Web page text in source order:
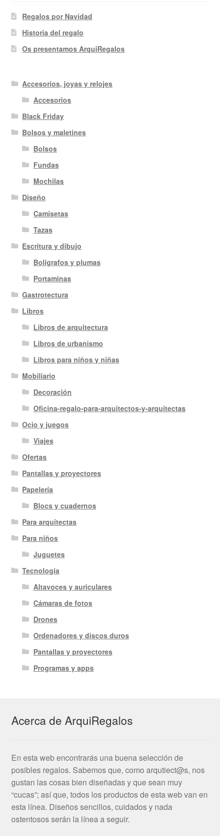
Regalos por Navidad
Historia del regalo
Os presentamos ArquiRegalos
Accesorios, joyas y relojes
Accesorios
Black Friday
Bolsos y maletines
Bolsos
Fundas
Mochilas
Diseño
Camisetas
Tazas
Escritura y dibujo
Bolígrafos y plumas
Portaminas
Gastrotectura
Libros
Libros de arquitectura
Libros de urbanismo
Libros para niños y niñas
Mobiliario
Decoración
Oficina-regalo-para-arquitectos-y-arquitectas
Ocio y juegos
Viajes
Ofertas
Pantallas y proyectores
Papelería
Blocs y cuadernos
Para arquitectas
Para niños
Juguetes
Tecnología
Altavoces y auriculares
Cámaras de fotos
Drones
Ordenadores y discos duros
Pantallas y proyectores
Programas y apps
Acerca de ArquiRegalos
En esta web encontrarás una buena selección de
posibles regalos. Sabemos que, como arqutiect@s, nos
gustan las cosas bien diseñadas y que sean muy
“cucas”; así que, todos los productos de esta web van en
esta línea. Diseños sencillos, cuidados y nada
ostentosos serán la línea a seguir.